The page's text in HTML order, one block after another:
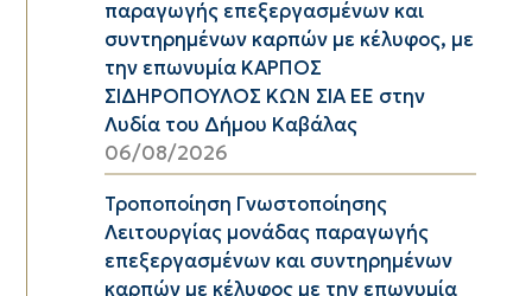
παραγωγής επεξεργασμένων και
συντηρημένων καρπών με κέλυφος, με
την επωνυμία ΚΑΡΠΟΣ
ΣΙΔΗΡΟΠΟΥΛΟΣ ΚΩΝ ΣΙΑ ΕΕ στην
Λυδία του Δήμου Καβάλας
06/08/2026
Τροποποίηση Γνωστοποίησης
Λειτουργίας μονάδας παραγωγής
επεξεργασμένων και συντηρημένων
καρπών με κέλυφος με την επωνυμία